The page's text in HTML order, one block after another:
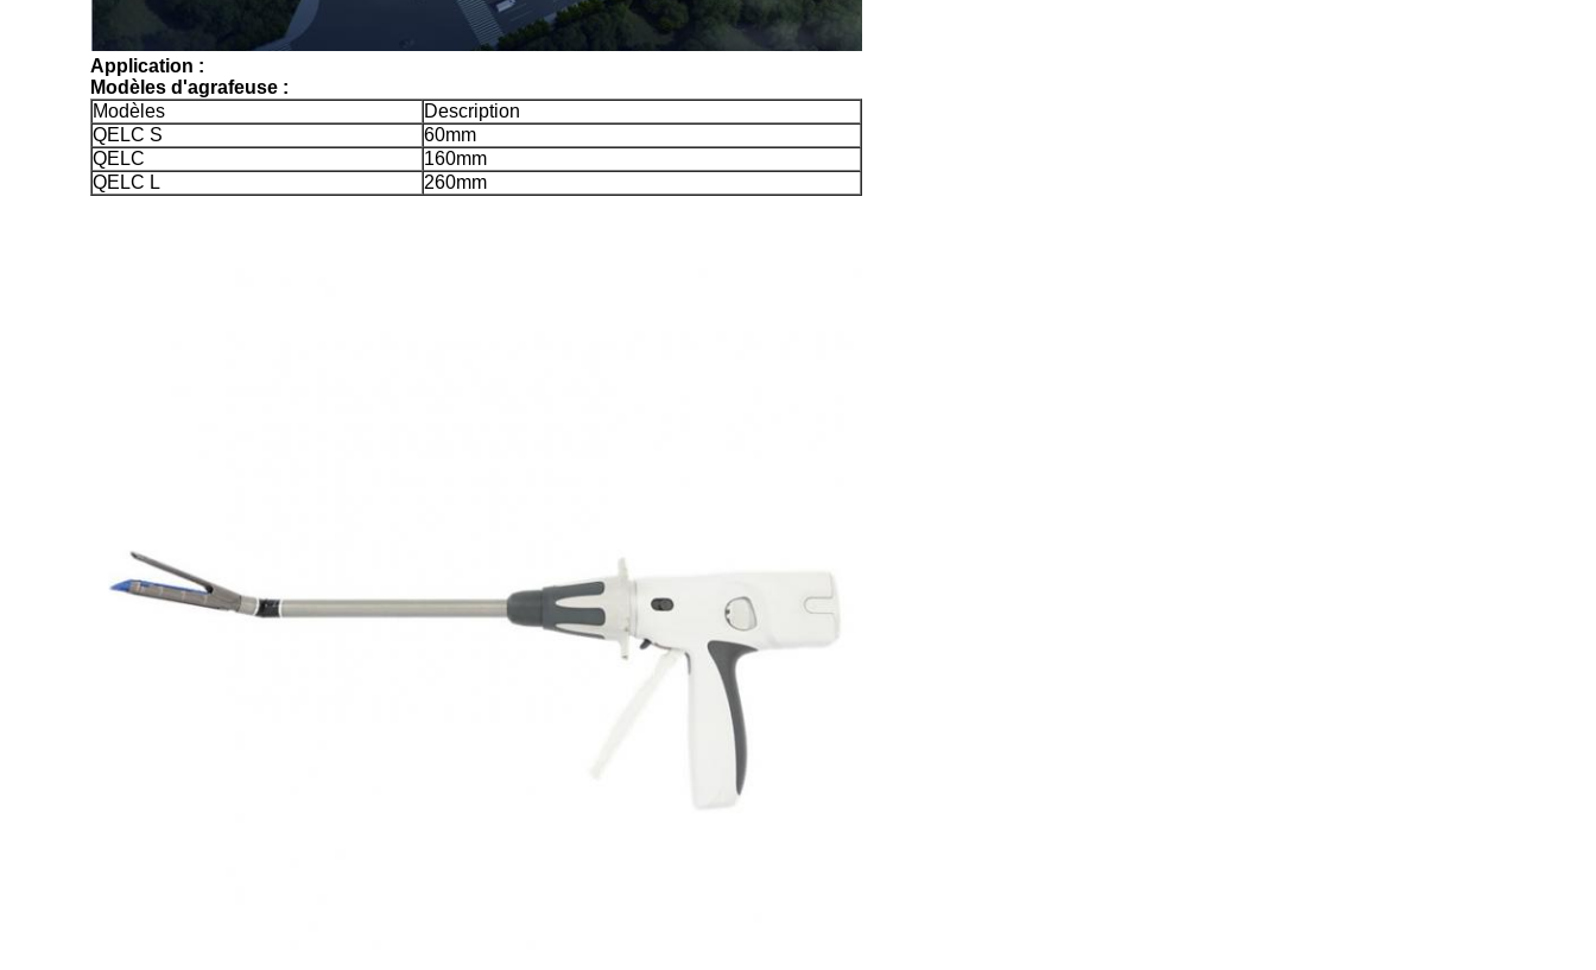
Application :
Modèles d'agrafeuse :
Modèles
Description
QELC S
60mm
QELC
160mm
QELC L
260mm